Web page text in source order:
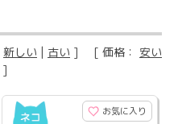
新しい | 古い ] [ 価格： 安い
]
お気に入り